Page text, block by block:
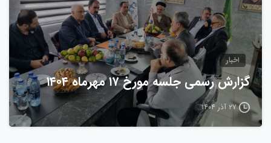
اخبار
گزارش رسمی جلسه مورخ ۱۷ مهرماه ۱۴۰۴
۲۷ آذر ۱۴۰۴